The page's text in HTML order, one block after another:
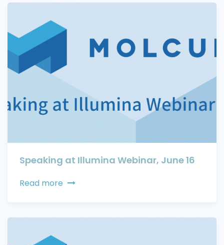
Speaking at Illumina Webinar, June 16
Read more